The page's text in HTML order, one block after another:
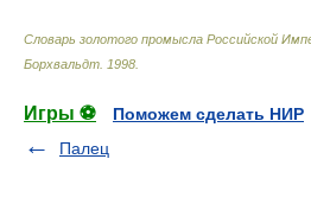
Словарь золотого промысла Российской
Борхвальдт 1998
Игры ⚽
Поможем сделать НИР
Палец